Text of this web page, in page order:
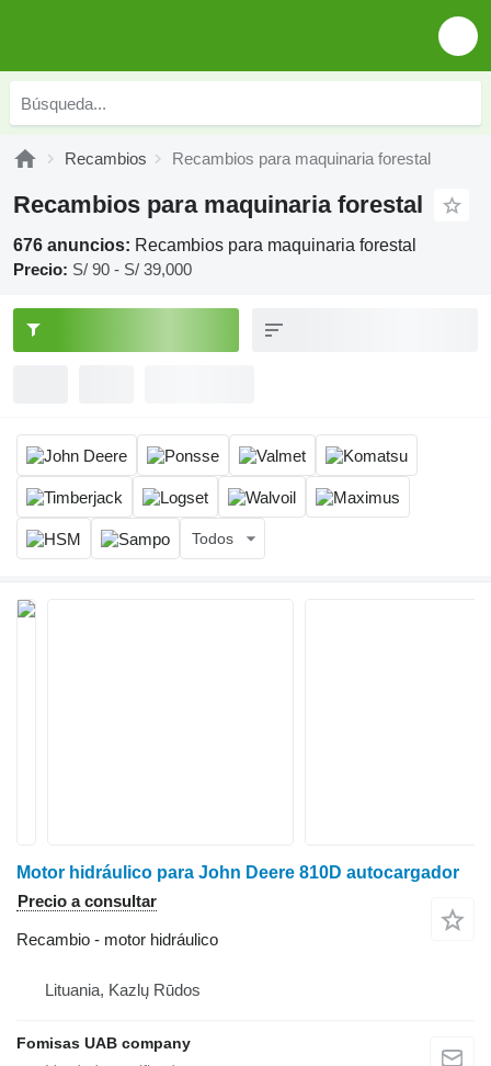
Recambios Recambios para maquinaria forestal
Recambios para maquinaria forestal
676 anuncios: Recambios para maquinaria forestal
Precio: S/ 90 - S/ 39,000
Todos
Motor hidráulico para John Deere 810D autocargador
Precio a consultar
Recambio - motor hidráulico
Lituania, Kazlų Rūdos
Fomisas UAB company